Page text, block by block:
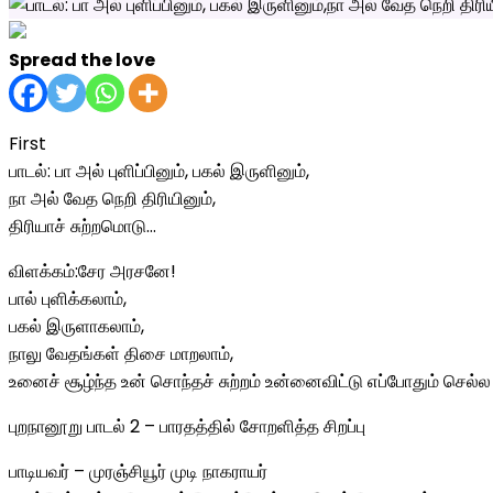
Spread the love
First
பாடல்: பா அல் புளிப்பினும், பகல் இருளினும்,
நா அல் வேத நெறி திரியினும்,
திரியாச் சுற்றமொடு…
விளக்கம்:சேர அரசனே!
பால் புளிக்கலாம்,
பகல் இருளாகலாம்,
நாலு வேதங்கள் திசை மாறலாம்,
உனைச் சூழ்ந்த உன் சொந்தச் சுற்றம் உன்னைவிட்டு எப்போதும் செல்ல
புறநானூறு பாடல் 2 – பாரதத்தில் சோறளித்த சிறப்பு
பாடியவர் – முரஞ்சியூர் முடி நாகராயர்